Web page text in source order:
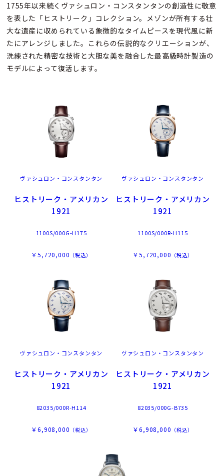
1755年以来続くヴァシュロン・コンスタンタンの創造性に敬意
を表した「ヒストリーク」コレクション。メゾンが所有する壮
大な遺産に収められている象徴的なタイムピースを現代風に新
たにアレンジしました。これらの伝説的なクリエーションが、
洗練された精密な技術と大胆な美を融合した最高級時計製造の
モデルによって復活します。
ヴァシュロン・コンスタンタン
ヒストリーク・アメリカン
1921
1100S/000G-H175
￥5,720,000 （税込）
ヴァシュロン・コンスタンタン
ヒストリーク・アメリカン
1921
1100S/000R-H115
￥5,720,000 （税込）
ヴァシュロン・コンスタンタン
ヒストリーク・アメリカン
1921
82035/000R-H114
￥6,908,000 （税込）
ヴァシュロン・コンスタンタン
ヒストリーク・アメリカン
1921
82035/000G-B735
￥6,908,000 （税込）